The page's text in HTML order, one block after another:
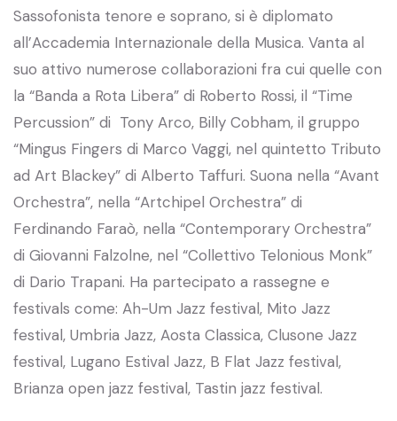
Sassofonista tenore e soprano, si è diplomato
all’Accademia Internazionale della Musica. Vanta al
suo attivo numerose collaborazioni fra cui quelle con
la “Banda a Rota Libera” di Roberto Rossi, il “Time
Percussion” di Tony Arco, Billy Cobham, il gruppo
“Mingus Fingers di Marco Vaggi, nel quintetto Tributo
ad Art Blackey” di Alberto Taffuri. Suona nella “Avant
Orchestra”, nella “Artchipel Orchestra” di
Ferdinando Faraò, nella “Contemporary Orchestra”
di Giovanni Falzolne, nel “Collettivo Telonious Monk”
di Dario Trapani. Ha partecipato a rassegne e
festivals come: Ah-Um Jazz festival, Mito Jazz
festival, Umbria Jazz, Aosta Classica, Clusone Jazz
festival, Lugano Estival Jazz, B Flat Jazz festival,
Brianza open jazz festival, Tastin jazz festival.